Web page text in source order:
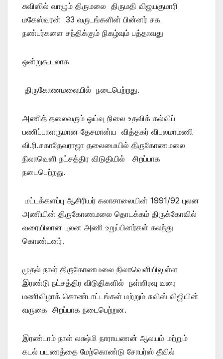
சுவிஸில் வாழும் திருமலை திருமதி விஜயகுமாரி
மகேஸ்வரன் 33 வருடங்களின் பின்னர் சக
நண்பர்களை சந்திக்கும் நிகழ்வும் பத்தாவது
ஒன்றுகூடலாக
திருகோணமலையில் நடைபெற்றது.
அணித் தலைவரும் ஓய்வு நிலை உதவிக் கல்விப்
பணிப்பாளருமான தேசமான்ய வித்தகர் விபுலமாமணி
வி.ரி.சகாதேவராஜா தலைமையில் திருகோணமலை
நிலாவெளி நட்சத்திர விடுதியில் சிறப்பாக
நடைபெற்றது.
மட்டக்களப்பு ஆசிரியர் கலாசாலையின் 1991/92 புலன
அணியின் திருகோணமலை தொடக்கம் திருக்கோவில்
வரையிலான புலன அணி உறுப்பினர்கள் கலந்து
கொண்டனர்.
முதல் நாள் திருகோணமலை நிலாவெளியிலுள்ள
இரண்டு நட்சத்திர விடுதிகளில் நள்ளிரவு வரை
மணிவிழாக் கொண்டாட்டங்கள் மற்றும் சுவிஸ் விஜியின்
வருகை சிறப்பாக நடைபெற்றன.
இரண்டாம் நாள் லக்ஷ்மி நாராயணன் ஆலயம் மற்றும்
கடல் பயணத்தை மேற்கொண்டு சோபர்ஸ் தீவில்